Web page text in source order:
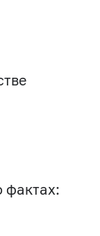
фактах: